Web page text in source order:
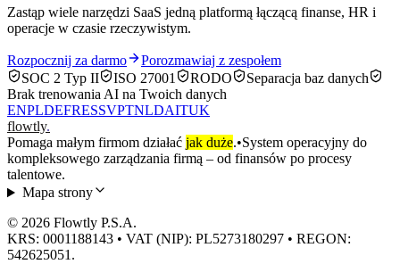
Zastąp wiele narzędzi SaaS jedną platformą łączącą finanse, HR i
operacje w czasie rzeczywistym.
Rozpocznij za darmo
Porozmawiaj z zespołem
SOC 2 Typ II
ISO 27001 RODO
Separacja baz danych
Brak trenowania AI na Twoich danych
ENPLDEFRESSVPTNLDAITUK
flowtly.
Pomaga małym firmom działać jak duże.•System operacyjny do
kompleksowego zarządzania firmą – od finansów po procesy
talentowe.
Mapa strony
© 2026 Flowtly P.S.A.
KRS: 0001188143 • VAT (NIP): PL5273180297 • REGON:
542625051.